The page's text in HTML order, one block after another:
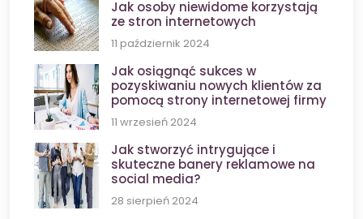
Jak osoby niewidome korzystają
ze stron internetowych
11 październik 2024
Jak osiągnąć sukces w
pozyskiwaniu nowych klientów za
pomocą strony internetowej firmy
11 wrzesień 2024
Jak stworzyć intrygujące i
skuteczne banery reklamowe na
social media?
28 sierpień 2024